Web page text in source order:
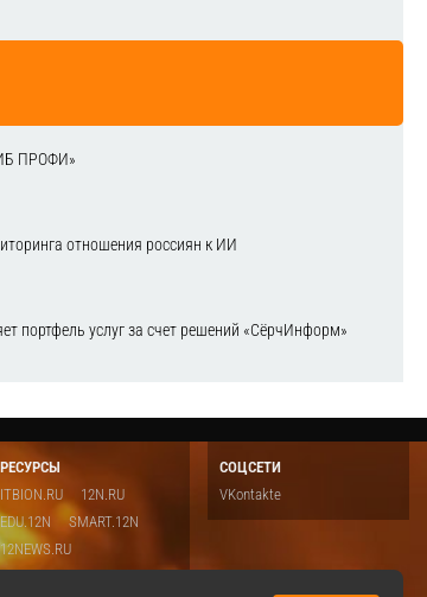
ИБ ПРОФИ»
отношения россиян к ИИ
портфель услуг за счет решений «СёрчИнформ»
РЕСУРСЫ
ITBION.RU
12N.RU
EDU.12N
SMART.12N
12NEWS.RU
СОЦСЕТИ
VKontakte